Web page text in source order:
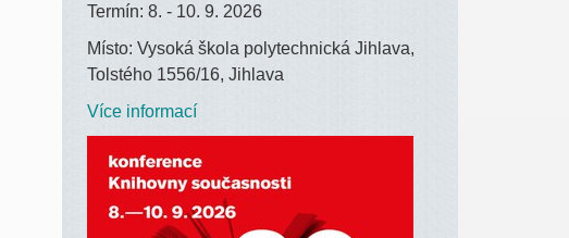
Termín: 8. - 10. 9. 2026
Místo: Vysoká škola polytechnická Jihlava,
Tolstého 1556/16, Jihlava
Více informací